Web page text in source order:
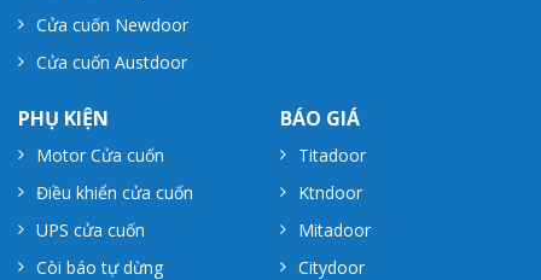
Cửa cuốn Newdoor
Cửa cuốn Austdoor
PHỤ KIỆN
Motor Cửa cuốn
Điều khiển cửa cuốn
UPS cửa cuốn
Còi báo tự dừng
BÁO GIÁ
Titadoor
Ktndoor
Mitadoor
Citydoor